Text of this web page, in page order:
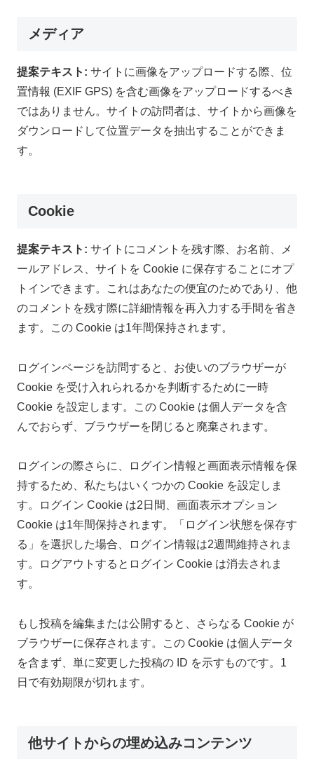
メディア
提案テキスト: サイトに画像をアップロードする際、位
置情報 (EXIF GPS) を含む画像をアップロードするべき
ではありません。サイトの訪問者は、サイトから画像を
ダウンロードして位置データを抽出することができま
す。
Cookie
提案テキスト: サイトにコメントを残す際、お名前、メ
ールアドレス、サイトを Cookie に保存することにオプ
トインできます。これはあなたの便宜のためであり、他
のコメントを残す際に詳細情報を再入力する手間を省き
ます。この Cookie は1年間保持されます。
ログインページを訪問すると、お使いのブラウザーが
Cookie を受け入れられるかを判断するために一時
Cookie を設定します。この Cookie は個人データを含
んでおらず、ブラウザーを閉じると廃棄されます。
ログインの際さらに、ログイン情報と画面表示情報を保
持するため、私たちはいくつかの Cookie を設定しま
す。ログイン Cookie は2日間、画面表示オプション
Cookie は1年間保持されます。「ログイン状態を保存す
る」を選択した場合、ログイン情報は2週間維持されま
す。ログアウトするとログイン Cookie は消去されま
す。
もし投稿を編集または公開すると、さらなる Cookie が
ブラウザーに保存されます。この Cookie は個人データ
を含まず、単に変更した投稿の ID を示すものです。1
日で有効期限が切れます。
他サイトからの埋め込みコンテンツ